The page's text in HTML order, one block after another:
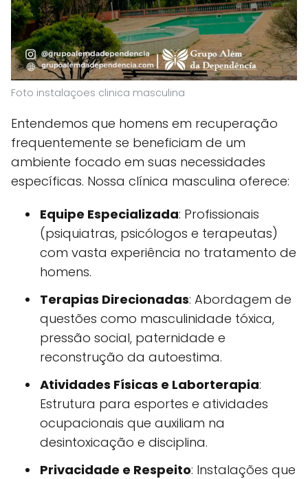
Foto instalaçoes clinica masculina
Entendemos que homens em recuperação
frequentemente se beneficiam de um
ambiente focado em suas necessidades
específicas. Nossa clínica masculina oferece:
Equipe Especializada: Profissionais
(psiquiatras, psicólogos e terapeutas)
com vasta experiência no tratamento de
homens.
Terapias Direcionadas: Abordagem de
questões como masculinidade tóxica,
pressão social, paternidade e
reconstrução da autoestima.
Atividades Físicas e Laborterapia:
Estrutura para esportes e atividades
ocupacionais que auxiliam na
desintoxicação e disciplina.
Privacidade e Respeito: Instalações que